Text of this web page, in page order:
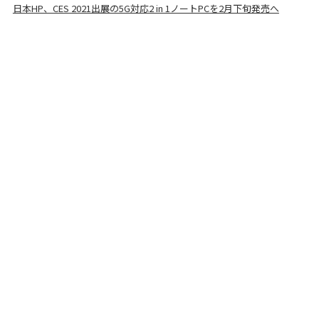
日本HP、CES 2021出展の5G対応2 in 1ノートPCを2月下旬発売へ